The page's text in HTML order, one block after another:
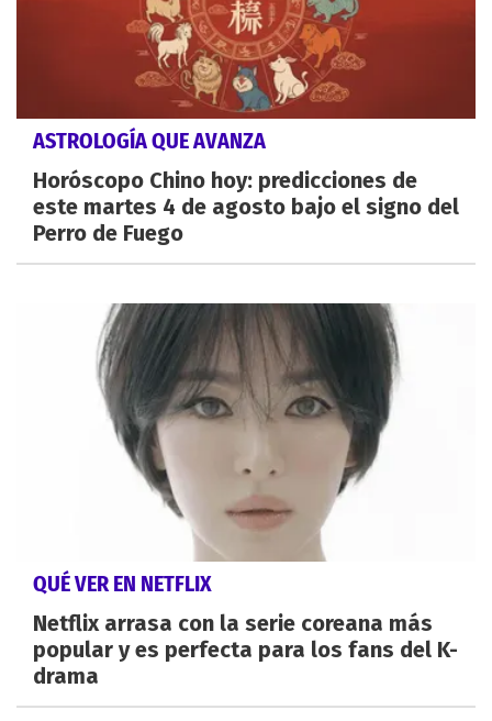
ASTROLOGÍA QUE AVANZA
Horóscopo Chino hoy: predicciones de
este martes 4 de agosto bajo el signo del
Perro de Fuego
QUÉ VER EN NETFLIX
Netflix arrasa con la serie coreana más
popular y es perfecta para los fans del K-
drama